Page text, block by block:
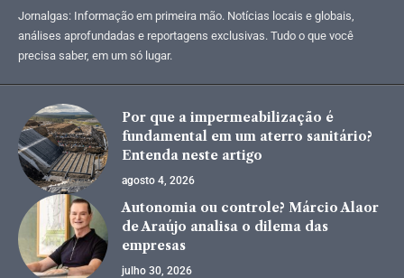
Jornalgas: Informação em primeira mão. Notícias locais e globais,
análises aprofundadas e reportagens exclusivas. Tudo o que você
precisa saber, em um só lugar.
Por que a impermeabilização é
fundamental em um aterro sanitário?
Entenda neste artigo
agosto 4, 2026
Autonomia ou controle? Márcio Alaor
de Araújo analisa o dilema das
empresas
julho 30, 2026